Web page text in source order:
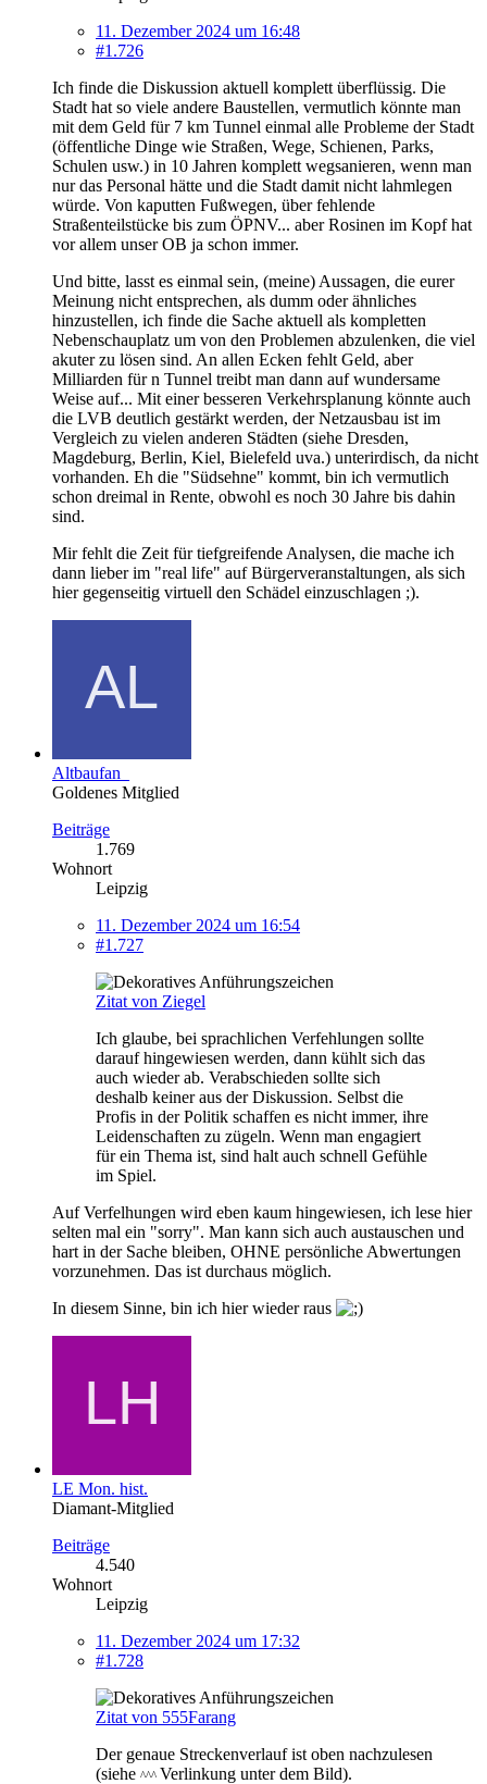
11. Dezember 2024 um 16:48
#1.726
Ich finde die Diskussion aktuell komplett überflüssig. Die
Stadt hat so viele andere Baustellen, vermutlich könnte man
mit dem Geld für 7 km Tunnel einmal alle Probleme der Stadt
(öffentliche Dinge wie Straßen, Wege, Schienen, Parks,
Schulen usw.) in 10 Jahren komplett wegsanieren, wenn man
nur das Personal hätte und die Stadt damit nicht lahmlegen
würde. Von kaputten Fußwegen, über fehlende
Straßenteilstücke bis zum ÖPNV... aber Rosinen im Kopf hat
vor allem unser OB ja schon immer.
Und bitte, lasst es einmal sein, (meine) Aussagen, die eurer
Meinung nicht entsprechen, als dumm oder ähnliches
hinzustellen, ich finde die Sache aktuell als kompletten
Nebenschauplatz um von den Problemen abzulenken, die viel
akuter zu lösen sind. An allen Ecken fehlt Geld, aber
Milliarden für n Tunnel treibt man dann auf wundersame
Weise auf... Mit einer besseren Verkehrsplanung könnte auch
die LVB deutlich gestärkt werden, der Netzausbau ist im
Vergleich zu vielen anderen Städten (siehe Dresden,
Magdeburg, Berlin, Kiel, Bielefeld uva.) unterirdisch, da nicht
vorhanden. Eh die "Südsehne" kommt, bin ich vermutlich
schon dreimal in Rente, obwohl es noch 30 Jahre bis dahin
sind.
Mir fehlt die Zeit für tiefgreifende Analysen, die mache ich
dann lieber im "real life" auf Bürgerveranstaltungen, als sich
hier gegenseitig virtuell den Schädel einzuschlagen ;).
Altbaufan_
Goldenes Mitglied
Beiträge
1.769
Wohnort
Leipzig
11. Dezember 2024 um 16:54
#1.727
Zitat von Ziegel
Ich glaube, bei sprachlichen Verfehlungen sollte
darauf hingewiesen werden, dann kühlt sich das
auch wieder ab. Verabschieden sollte sich
deshalb keiner aus der Diskussion. Selbst die
Profis in der Politik schaffen es nicht immer, ihre
Leidenschaften zu zügeln. Wenn man engagiert
für ein Thema ist, sind halt auch schnell Gefühle
im Spiel.
Auf Verfelhungen wird eben kaum hingewiesen, ich lese hier
selten mal ein "sorry". Man kann sich auch austauschen und
hart in der Sache bleiben, OHNE persönliche Abwertungen
vorzunehmen. Das ist durchaus möglich.
In diesem Sinne, bin ich hier wieder raus
LE Mon. hist.
Diamant-Mitglied
Beiträge
4.540
Wohnort
Leipzig
11. Dezember 2024 um 17:32
#1.728
Zitat von 555Farang
Der genaue Streckenverlauf ist oben nachzulesen
(siehe ^^^ Verlinkung unter dem Bild).